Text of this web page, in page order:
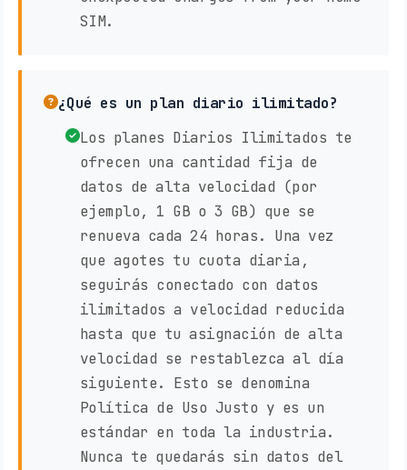
SIM.
¿Qué es un plan diario ilimitado?
Los planes Diarios Ilimitados te
ofrecen una cantidad fija de
datos de alta velocidad (por
ejemplo, 1 GB o 3 GB) que se
renueva cada 24 horas. Una vez
que agotes tu cuota diaria,
seguirás conectado con datos
ilimitados a velocidad reducida
hasta que tu asignación de alta
velocidad se restablezca al día
siguiente. Esto se denomina
Política de Uso Justo y es un
estándar en toda la industria.
Nunca te quedarás sin datos del